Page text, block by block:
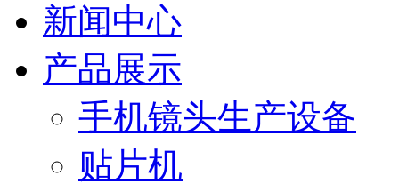
新闻中心
产品展示
手机镜头生产设备
贴片机